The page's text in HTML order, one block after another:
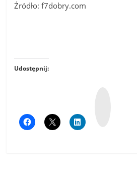
Źródło: f7dobry.com
Udostępnij: